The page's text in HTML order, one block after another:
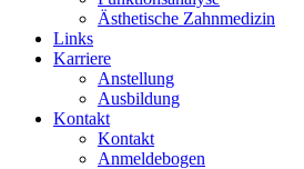
Ästhetische Zahnmedizin
Links
Karriere
Anstellung
Ausbildung
Kontakt
Kontakt
Anmeldebogen